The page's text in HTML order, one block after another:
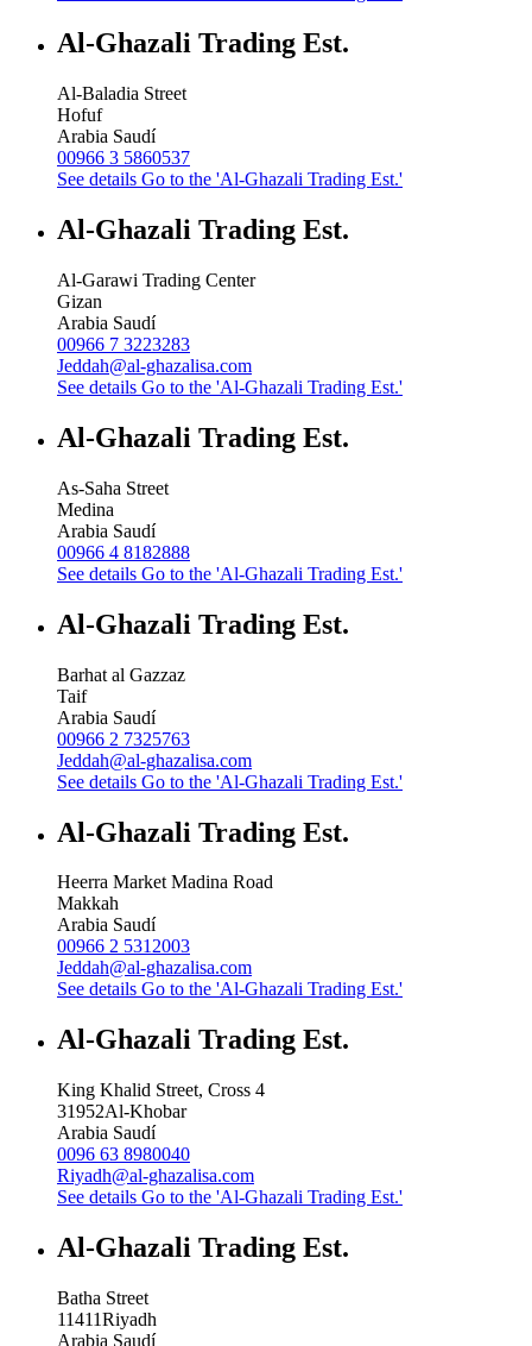
Al-Ghazali Trading Est.
Al-Baladia Street
Hofuf
Arabia Saudí
00966 3 5860537
See details Go to the 'Al-Ghazali Trading Est.'
Al-Ghazali Trading Est.
Al-Garawi Trading Center
Gizan
Arabia Saudí
00966 7 3223283
Jeddah@al-ghazalisa.com
See details Go to the 'Al-Ghazali Trading Est.'
Al-Ghazali Trading Est.
As-Saha Street
Medina
Arabia Saudí
00966 4 8182888
See details Go to the 'Al-Ghazali Trading Est.'
Al-Ghazali Trading Est.
Barhat al Gazzaz
Taif
Arabia Saudí
00966 2 7325763
Jeddah@al-ghazalisa.com
See details Go to the 'Al-Ghazali Trading Est.'
Al-Ghazali Trading Est.
Heerra Market Madina Road
Makkah
Arabia Saudí
00966 2 5312003
Jeddah@al-ghazalisa.com
See details Go to the 'Al-Ghazali Trading Est.'
Al-Ghazali Trading Est.
King Khalid Street, Cross 4
31952Al-Khobar
Arabia Saudí
0096 63 8980040
Riyadh@al-ghazalisa.com
See details Go to the 'Al-Ghazali Trading Est.'
Al-Ghazali Trading Est.
Batha Street
11411Riyadh
Arabia Saudí